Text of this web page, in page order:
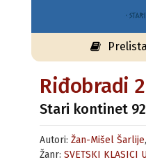
Riđobradi 2
Stari kontinet 92
Autori: Žan-Mišel Šarlije,
Žanr: SVETSKI KLASICI